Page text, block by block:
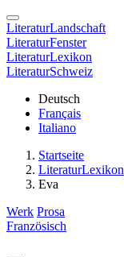
LiteraturLandschaft
LiteraturFenster
LiteraturLexikon
LiteraturSchweiz
Deutsch
Français
Italiano
Startseite
LiteraturLexikon
Eva
Werk Prosa
Französisch